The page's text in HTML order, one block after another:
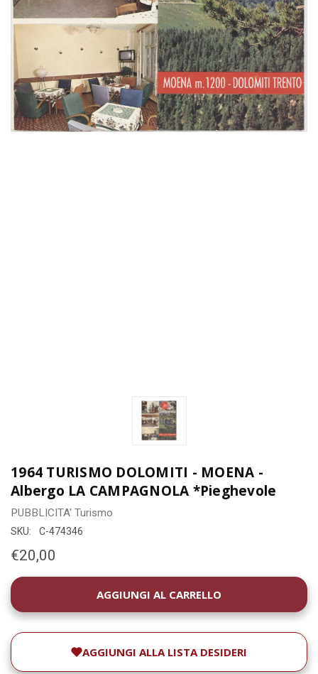
1964 TURISMO DOLOMITI - MOENA -
Albergo LA CAMPAGNOLA *Pieghevole
PUBBLICITA' Turismo
SKU: C-474346
€20,00
DISPONIBILITÀ
ATTUALE:
AGGIUNGI ALLA LISTA DESIDERI